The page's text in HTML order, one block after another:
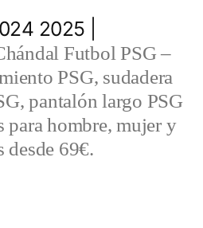
2025 |
Futbol PSG –
PSG, sudadera
pantalón largo PSG
para hombre, mujer y
69€.